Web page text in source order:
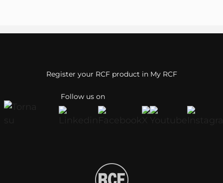
Follow us on
Register your RCF product in My RCF